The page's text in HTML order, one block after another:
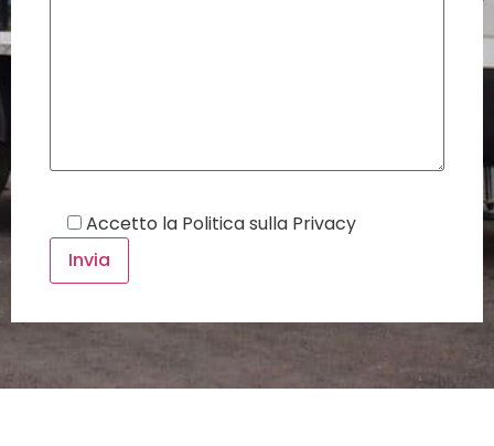
Accetto la Politica sulla Privacy